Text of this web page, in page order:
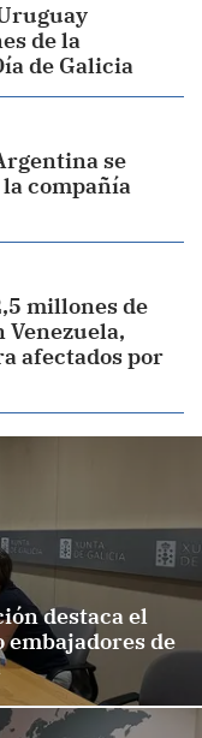
de la
de Galicia
se
compañía
millones de
Venezuela,
afectados por
destaca el
embajadores de